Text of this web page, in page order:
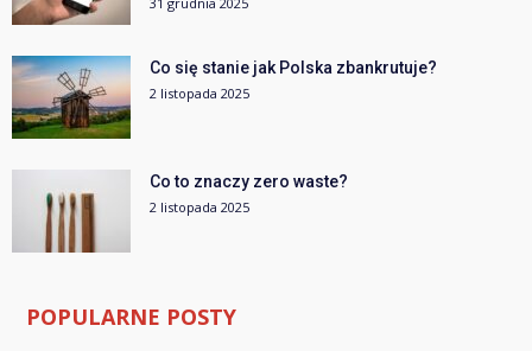
Co się stanie jak Polska zbankrutuje?
2 listopada 2025
Co to znaczy zero waste?
2 listopada 2025
POPULARNE POSTY